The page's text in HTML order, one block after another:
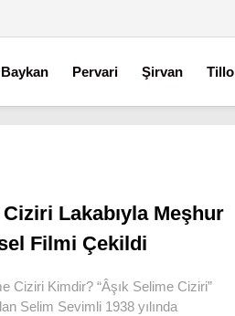
Baykan Pervari Şirvan Tillo
Lakabıyla Meşhur
Filmi Çekildi
Ciziri Kimdir? “Âşık Selime Ciziri”
Selim Sevimli 1938 yılında